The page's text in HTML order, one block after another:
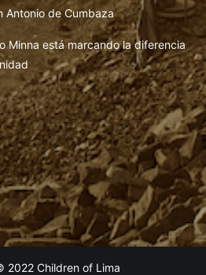
Antonio de Cumbaza
Minna está marcando la diferencia
2022 Children of Lima